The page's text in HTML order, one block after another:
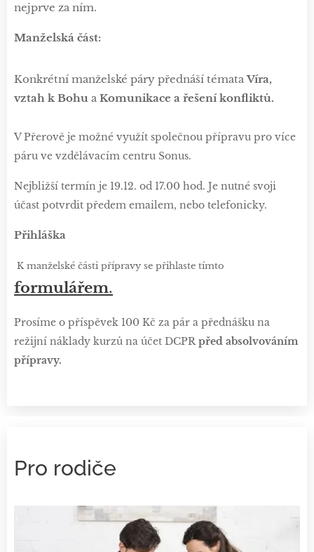
nejprve za ním.
Manželská část:
Konkrétní manželské páry přednáší témataVíra,
vztah k Bohu a Komunikace a řešení konfliktů.
V Přerově je možné využít společnou přípravu pro více
páru ve vzdělávacím centru Sonus.
Nejbližší termín je 19.12. od 17.00 hod. Je nutné svoji
účast potvrdit předem emailem, nebo telefonicky.
Přihláška
K manželské části přípravy se přihlaste tímto
formulářem.
Prosíme o příspěvek 100 Kč za pár a přednášku na
režijní náklady kurzů na účet DCPRpřed absolvováním
přípravy.
Pro rodiče